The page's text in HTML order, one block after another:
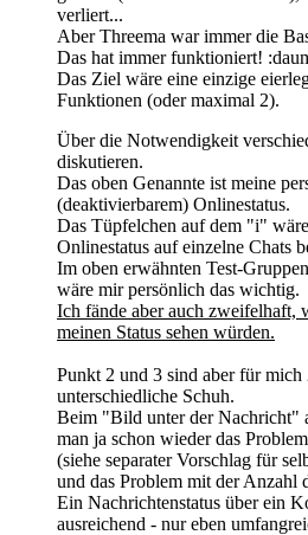
verliert...
Aber Threema war immer die
Das hat immer funktioniert!
Das Ziel wäre eine einzige
Funktionen (oder maximal 2).
Über die Notwendigkeit
diskutieren.
Das oben Genannte ist meine
(deaktivierbarem) Onlinestatus.
Das Tüpfelchen auf dem "i"
Onlinestatus auf einzelne Chats
Im oben erwähnten Test-
wäre mir persönlich das wichtig.
Ich fände aber auch zweifelhaft,
meinen Status sehen würden.
Punkt 2 und 3 sind aber für mich
unterschiedliche Schuh.
Beim "Bild unter der Nachricht"
man ja schon wieder das
(siehe separater Vorschlag für
und das Problem mit der Anzahl
Ein Nachrichtenstatus über ein
ausreichend - nur eben